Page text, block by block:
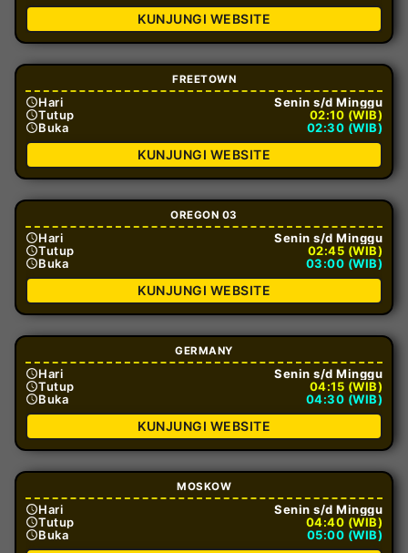
KUNJUNGI WEBSITE
FREETOWN
Hari
Senin s/d Minggu
Tutup
02:10 (WIB)
Buka
02:30 (WIB)
KUNJUNGI WEBSITE
OREGON 03
Hari
Senin s/d Minggu
Tutup
02:45 (WIB)
Buka
03:00 (WIB)
KUNJUNGI WEBSITE
GERMANY
Hari
Senin s/d Minggu
Tutup
04:15 (WIB)
Buka
04:30 (WIB)
KUNJUNGI WEBSITE
MOSKOW
Hari
Senin s/d Minggu
Tutup
04:40 (WIB)
Buka
05:00 (WIB)